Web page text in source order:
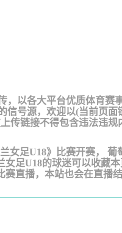
，以各大平台优质体育赛
信号源，欢迎以(当前页
传链接不得包含违法违规
女足U18》比赛开赛， 葡
足U18的球迷可以收藏
直播，本站也会在直播